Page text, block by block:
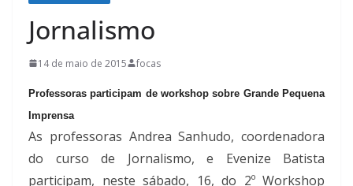
Jornalismo
14 de maio de 2015 focas
Professoras participam de workshop sobre Grande Pequena
Imprensa
As professoras Andrea Sanhudo, coordenadora
do curso de Jornalismo, e Evenize Batista
participam, neste sábado, 16, do 2º Workshop